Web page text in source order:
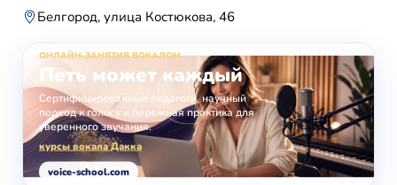
Белгород, улица Костюкова, 46
ОНЛАЙН-ЗАНЯТИЯ ВОКАЛОМ
Петь может каждый
Сертифицированные педагоги, научный
подход к голосу и бережная практика для
уверенного звучания.
курсы вокала Дакка
voice-school.com